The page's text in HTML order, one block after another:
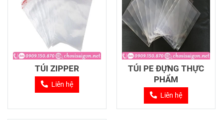
TÚI ZIPPER
Liên hệ
TÚI PE ĐỰNG THỰC
PHẨM
Liên hệ